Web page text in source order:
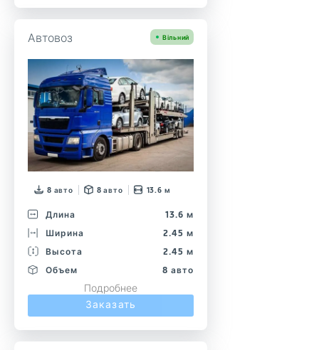
Автовоз Вільний
8 авто 8 авто 13.6 м
Длина
13.6 м
Ширина
2.45 м
Высота
2.45 м
Объем
8 авто
Подробнее
Заказать